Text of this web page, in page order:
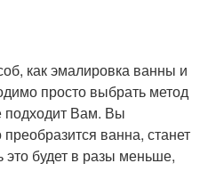
как эмалировка ванны и
просто выбрать метод
подходит Вам. Вы
ванна, станет
это будет в разы меньше,